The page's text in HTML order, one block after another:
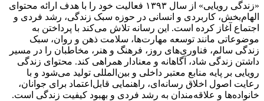
«زندگی رویایی» از سال ۱۳۹۳ فعالیت خود را با هدف ارائه محتوای
الهام‌بخش، کاربردی و انسانی در حوزه سبک زندگی، رشد فردی و
اجتماع آغاز کرده است. این رسانه تلاش می‌کند با پرداختن به
موضوعاتی مانند توسعه مهارت‌ها، سلامت ذهن و روان، سبک
زندگی سالم، فناوری‌های روز، فرهنگ و هنر، مخاطبان را در مسیر
داشتن زندگی شاد، آگاهانه و معنادار همراهی کند. محتوای زندگی
رویایی بر پایه منابع معتبر داخلی و بین‌المللی تولید می‌شود و با
رعایت اصول اخلاق رسانه‌ای، راهنمایی قابل‌اعتماد برای جوانان،
خانواده‌ها و علاقه‌مندان به رشد فردی و بهبود کیفیت زندگی است.